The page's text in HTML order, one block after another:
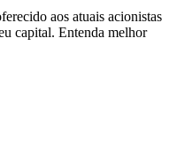
aos atuais acionistas
capital. Entenda melhor